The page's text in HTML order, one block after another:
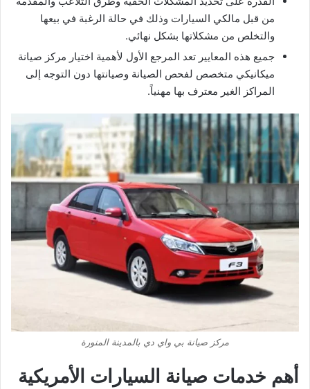
من قبل مالكي السيارات وذلك في حالة الرغبة في بيعها
والتخلص من مشكلاتها بشكل نهائي.
جميع هذه المعايير تعد المرجع الأول لأهمية اختيار مركز صيانة
ميكانيكي متخصص لفحص الصيانة وصيانتها دون التوجه إلى
المراكز الغير معترف بها مهنياً.
مركز صيانة بي واي دي بالمدينة المنورة
أهم خدمات صيانة السيارات الأمريكية